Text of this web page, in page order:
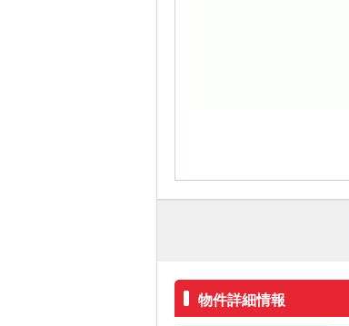
物件詳細情報